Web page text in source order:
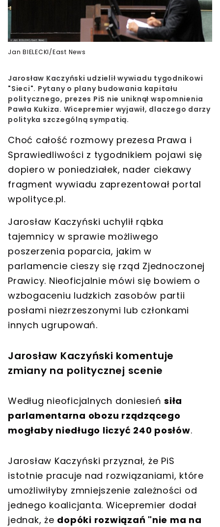
Jan BIELECKI/East News
Jarosław Kaczyński udzielił wywiadu tygodnikowi
"Sieci". Pytany o plany budowania kapitału
politycznego, prezes PiS nie uniknął wspomnienia
Pawła Kukiza. Wicepremier wyjawił, dlaczego darzy
polityka szczególną sympatią.
Choć całość rozmowy prezesa Prawa i
Sprawiedliwości z tygodnikiem pojawi się
dopiero w poniedziałek, nader ciekawy
fragment wywiadu zaprezentował portal
wpolityce.pl.
Jarosław Kaczyński uchylił rąbka
tajemnicy w sprawie możliwego
poszerzenia poparcia, jakim w
parlamencie cieszy się rząd Zjednoczonej
Prawicy. Nieoficjalnie mówi się bowiem o
wzbogaceniu ludzkich zasobów partii
posłami niezrzeszonymi lub członkami
innych ugrupowań.
Jarosław Kaczyński komentuje
zmiany na politycznej scenie
Według nieoficjalnych doniesień siła
parlamentarna obozu rządzącego
mogłaby niedługo liczyć 240 posłów.
Jarosław Kaczyński przyznał, że PiS
istotnie pracuje nad rozwiązaniami, które
umożliwiłyby zmniejszenie zależności od
jednego koalicjanta. Wicepremier dodał
jednak, że dopóki rozwiązań "nie ma na